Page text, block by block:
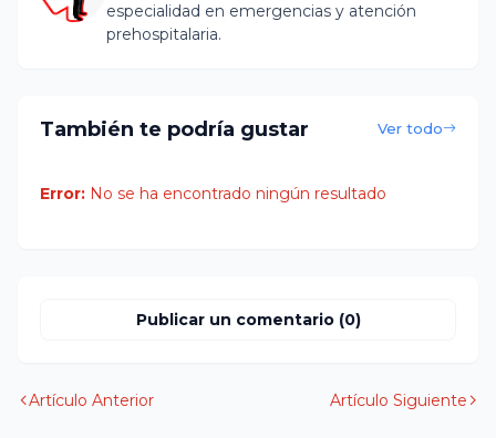
especialidad en emergencias y atención
prehospitalaria.
También te podría gustar Ver todo
Error: No se ha encontrado ningún resultado
Publicar un comentario (0)
Artículo Anterior Artículo Siguiente